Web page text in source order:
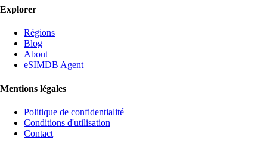
Explorer
Régions
Blog
About
eSIMDB Agent
Mentions légales
Politique de confidentialité
Conditions d'utilisation
Contact